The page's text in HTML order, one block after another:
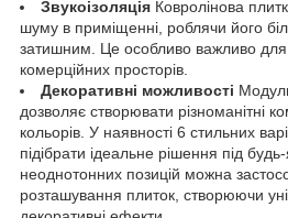
Звукоізоляція Ковролінова
шуму в приміщенні, роблячи його
затишним. Це особливо важливо для
комерційних просторів.
Декоративні можливості
дозволяє створювати різноманітні
кольорів. У наявності 6 стильних
підібрати ідеальне рішення під
неоднотонних позицій можна
розташування плиток, створюючи